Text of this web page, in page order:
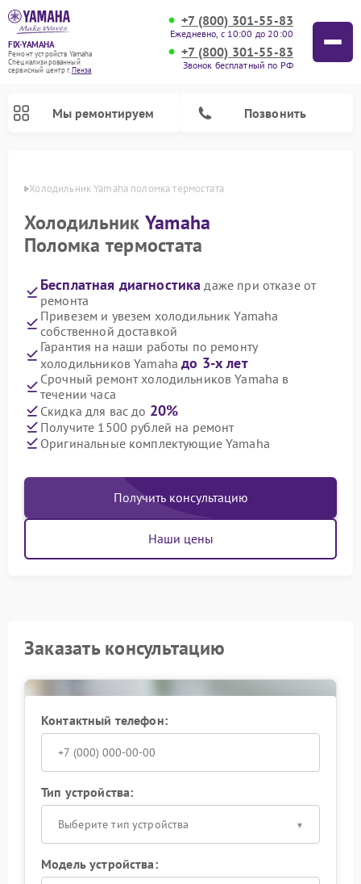
FIX-YAMAHA
Ремонт устройств Yamaha
Специализированный
cервисный центр г.Пенза
+7 (800) 301-55-83
Ежедневно, с 10:00 до 20:00
+7 (800) 301-55-83
Звонок бесплатный по РФ
Мы ремонтируем Позвонить
Холодильник Yamaha поломка термостата
Холодильник Yamaha
Поломка термостата
Бесплатная диагностика даже при отказе от
ремонта
Привезем и увезем холодильник Yamaha
собственной доставкой
Гарантия на наши работы по ремонту
холодильников Yamahaдо 3-х лет
Срочный ремонт холодильников Yamaha в
течении часа
Скидка для вас до 20%
Получите 1500 рублей на ремонт
Оригинальные комплектующие Yamaha
Получить консультацию
Наши цены
Заказать консультацию
Контактный телефон:
Тип устройства:
Выберите тип устройства
Модель устройства: